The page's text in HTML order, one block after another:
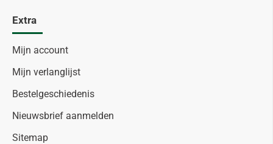
Extra
Mijn account
Mijn verlanglijst
Bestelgeschiedenis
Nieuwsbrief aanmelden
Sitemap